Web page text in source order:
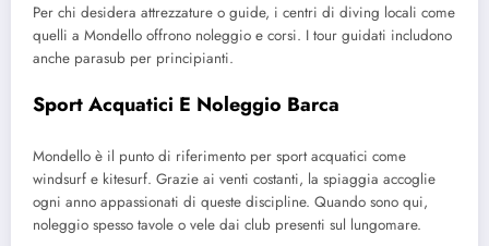
Per chi desidera attrezzature o guide, i centri di diving locali come
quelli a Mondello offrono noleggio e corsi. I tour guidati includono
anche parasub per principianti.
Sport Acquatici E Noleggio Barca
Mondello è il punto di riferimento per sport acquatici come
windsurf e kitesurf. Grazie ai venti costanti, la spiaggia accoglie
ogni anno appassionati di queste discipline. Quando sono qui,
noleggio spesso tavole o vele dai club presenti sul lungomare.